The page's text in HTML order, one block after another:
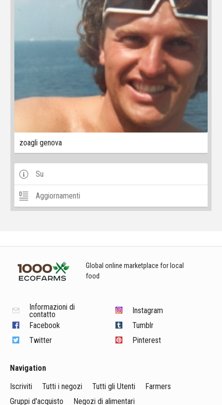
zoagli genova
Su
Aggiornamenti
Global online marketplace for local
food
Informazioni di
contatto
Facebook
Twitter
Instagram
Tumblr
Pinterest
Navigation
Iscriviti
Tutti i negozi Tutti gli Utenti
Farmers
Gruppi d'acquisto
Negozi di alimentari